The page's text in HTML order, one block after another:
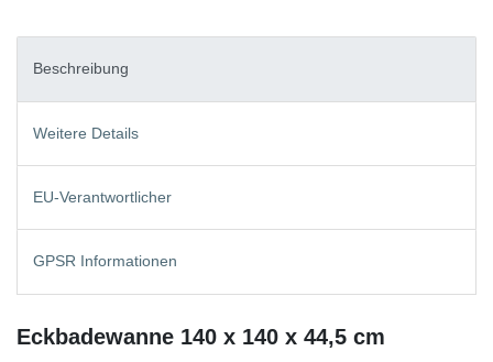
Beschreibung
Weitere Details
EU-Verantwortlicher
GPSR Informationen
Eckbadewanne 140 x 140 x 44,5 cm